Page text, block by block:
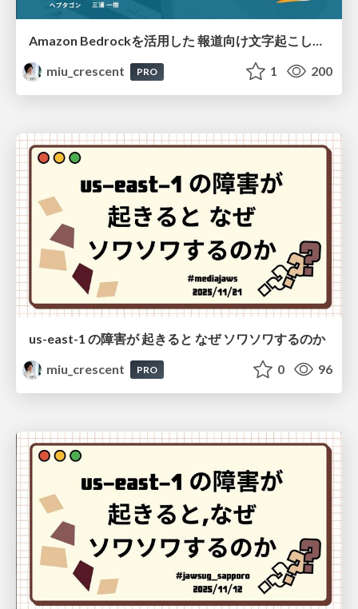
Amazon Bedrockを活用した 報道向け文字起こしシステムの開発
miu_crescent
PRO 1 200
us-east-1 の障害が 起きると なぜ ソワソワするのか
miu_crescent
PRO 0 96